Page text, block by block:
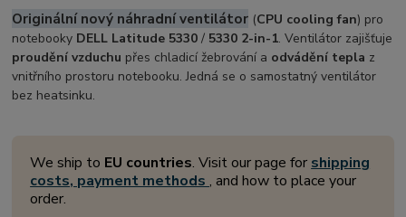
Originální nový náhradní ventilátor (CPU cooling fan) pro
notebooky DELL Latitude 5330 / 5330 2-in-1. Ventilátor zajišťuje
proudění vzduchu přes chladicí žebrování a odvádění tepla z
vnitřního prostoru notebooku. Jedná se o samostatný ventilátor
bez heatsinku.
We ship to EU countries. Visit our page for shipping
costs, payment methods, and how to place your
order.